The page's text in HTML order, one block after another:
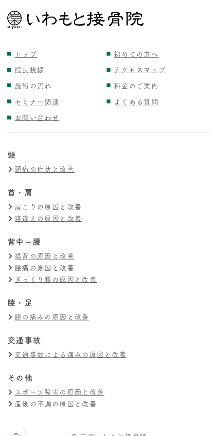
トップ
初めての方へ
院長挨拶
アクセスマップ
施術の流れ
料金のご案内
セミナー関連
よくある質問
お問い合わせ
頭
頭痛の症状と改善
首・肩
肩こりの原因と改善
寝違えの原因と改善
背中～腰
猫背の原因と改善
腰痛の原因と改善
ぎっくり腰の原因と改善
膝・足
膝の痛みの原因と改善
交通事故
交通事故による痛みの原因と改善
その他
スポーツ障害の原因と改善
産後の不調の原因と改善